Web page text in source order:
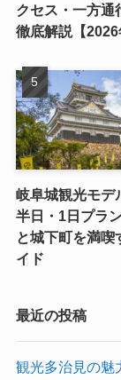
クセス・一方通
徹底解説【2026
岐阜城観光モデ
半日・1日プラ
と城下町を満喫
イド
最近の投稿
観光多治見の魅